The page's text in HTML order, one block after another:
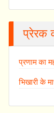
प्रेरक
प्रणाम का
भिखारी के